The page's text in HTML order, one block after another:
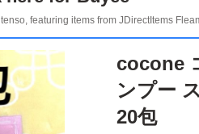
featuring items from JDirectItems
cocone
ンプー
20包